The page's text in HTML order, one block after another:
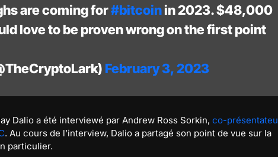
are coming for#bitcoinin 2023. $48,000
love to be proven wrong on the first point
February 3, 2023
Dalio a été interviewé par Andrew Ross Sorkin, co-
. Au cours de l’interview, Dalio a partagé son point de vue sur la
particulier.